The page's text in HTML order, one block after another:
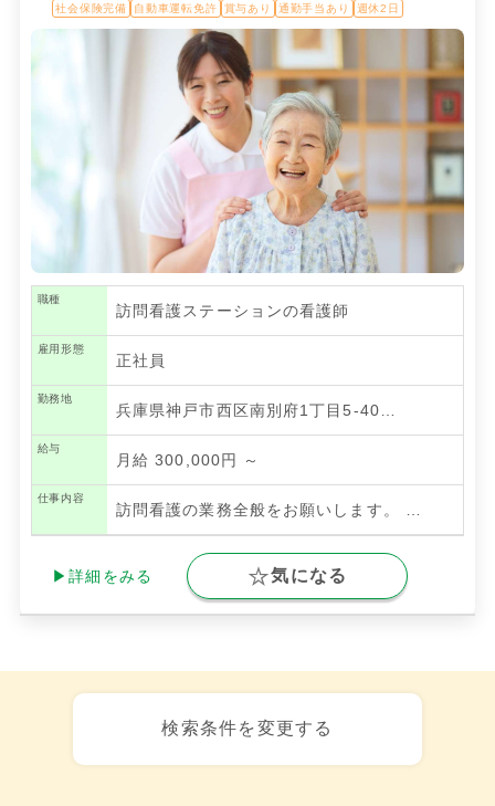
社会保険完備
自動車運転免許 賞与あり 通勤手当あり 週休2日
職種
訪問看護ステーションの看護師
雇用形態
正社員
勤務地
兵庫県神戸市西区南別府1丁目5-40…
給与
月給 300,000円 ～
仕事内容
訪問看護の業務全般をお願いします。
▶詳細をみる 気になる
検索条件を変更する